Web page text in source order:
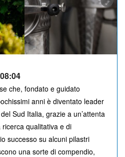
che, fondato e guidato
anni è diventato leader
Sud Italia, grazie a un’attenta
qualitativa e di
successo su alcuni pilastri
una sorte di compendio,